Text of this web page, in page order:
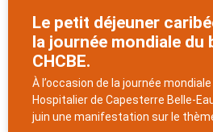
Le petit déjeuner
la journée mondiale du
CHCBE.
À l’occasion de la journée
Hospitalier de Capesterre Belle-
juin une manifestation sur le